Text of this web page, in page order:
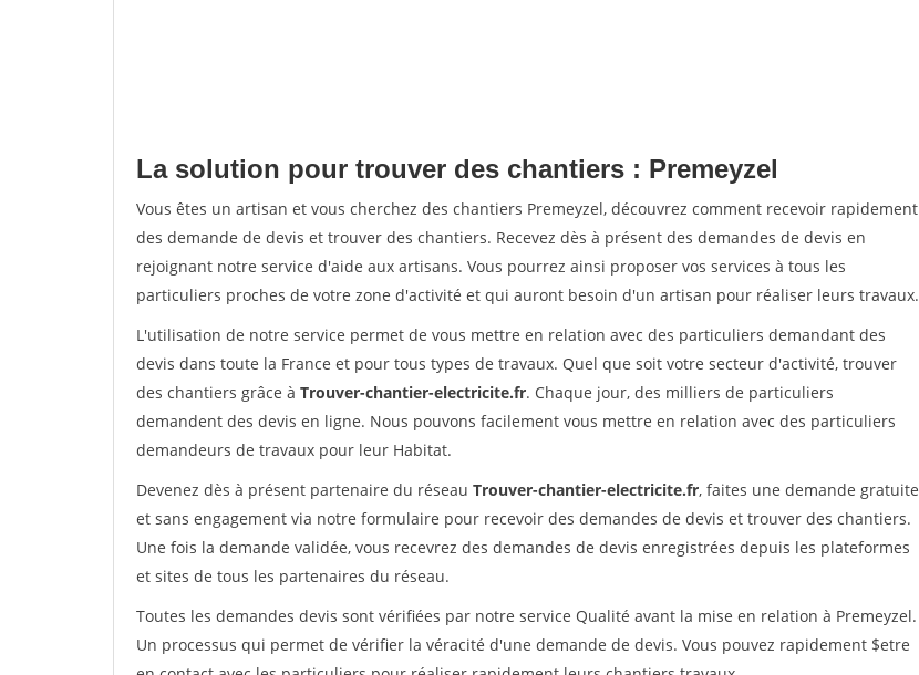
La solution pour trouver des chantiers : Premeyzel
Vous êtes un artisan et vous cherchez des chantiers Premeyzel, découvrez comment recevoir rapidement
des demande de devis et trouver des chantiers. Recevez dès à présent des demandes de devis en
rejoignant notre service d'aide aux artisans. Vous pourrez ainsi proposer vos services à tous les
particuliers proches de votre zone d'activité et qui auront besoin d'un artisan pour réaliser leurs travaux.
L'utilisation de notre service permet de vous mettre en relation avec des particuliers demandant des
devis dans toute la France et pour tous types de travaux. Quel que soit votre secteur d'activité, trouver
des chantiers grâce à Trouver-chantier-electricite.fr. Chaque jour, des milliers de particuliers
demandent des devis en ligne. Nous pouvons facilement vous mettre en relation avec des particuliers
demandeurs de travaux pour leur Habitat.
Devenez dès à présent partenaire du réseau Trouver-chantier-electricite.fr, faites une demande gratuite
et sans engagement via notre formulaire pour recevoir des demandes de devis et trouver des chantiers.
Une fois la demande validée, vous recevrez des demandes de devis enregistrées depuis les plateformes
et sites de tous les partenaires du réseau.
Toutes les demandes devis sont vérifiées par notre service Qualité avant la mise en relation à Premeyzel.
Un processus qui permet de vérifier la véracité d'une demande de devis. Vous pouvez rapidement $etre